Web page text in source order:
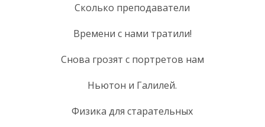
Сколько преподаватели
Времени с нами тратили!
Снова грозят с портретов нам
Ньютон и Галилей.
Физика для старательных